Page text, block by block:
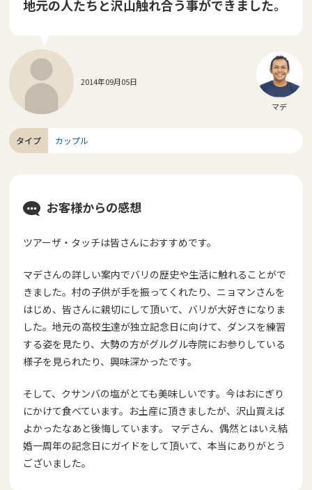
地元の人たちと沢山触れ合う事ができました。
2014年09月05日
マデ
タイプ カップル
お客様からの感想
ツアーザ・タッチは皆さんにおすすめです。
マデさんの詳しい案内でバリの歴史や生活に触れることがで
きました。村の子供が手を振ってくれたり、ニョマンさんを
はじめ、皆さんに親切にして頂いて、バリが大好きになりま
した。地元の高校生達が独立記念日に向けて、ダンスを練習
する姿を見たり、大勢の方がグルグル寺院にお参りしている
様子を見られたり、興味深かったです。
そして、クサンバの塩がとても美味しいです。今はおにぎり
にかけて食べています。お土産に頂きましたが、沢山買えば
よかったなあと後悔しています。 マデさん、偶然とはいえ結
婚一周年の記念日にガイドをして頂いて、本当にありがとう
ございました。